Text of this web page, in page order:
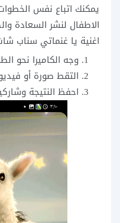
يمكنك اتباع نفس
الاطفال لنشر السعادة
اغنية يا غنماتي سناب
وجه الكاميرا نحو
التقط صورة أو
احفظ النتيجة